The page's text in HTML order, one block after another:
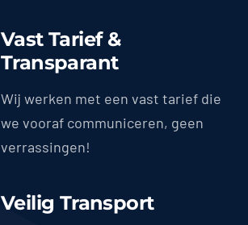
Vast Tarief &
Transparant
Wij werken met een vast tarief die
we vooraf communiceren, geen
verrassingen!
Veilig Transport